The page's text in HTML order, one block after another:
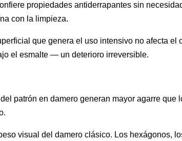
propiedades antiderrapantes sin
con la limpieza.
que genera el uso intensivo no afecta el
el esmalte — un deterioro irreversible.
patrón en damero generan mayor agarre que
visual del damero clásico. Los hexágonos,